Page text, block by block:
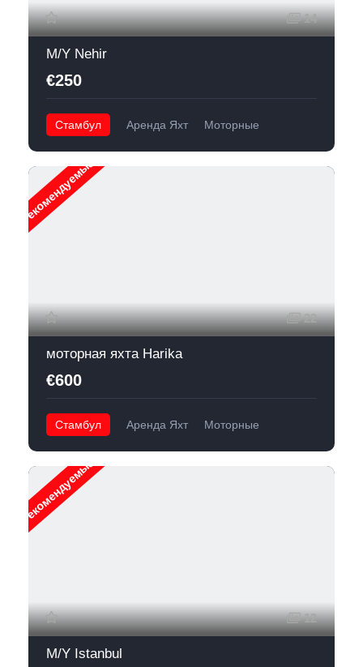
14
M/Y Nehir
€250
Стамбул Аренда Яхт Моторные
Рекомендуемые
22
моторная яхта Harika
€600
Стамбул Аренда Яхт Моторные
Рекомендуемые
12
M/Y Istanbul